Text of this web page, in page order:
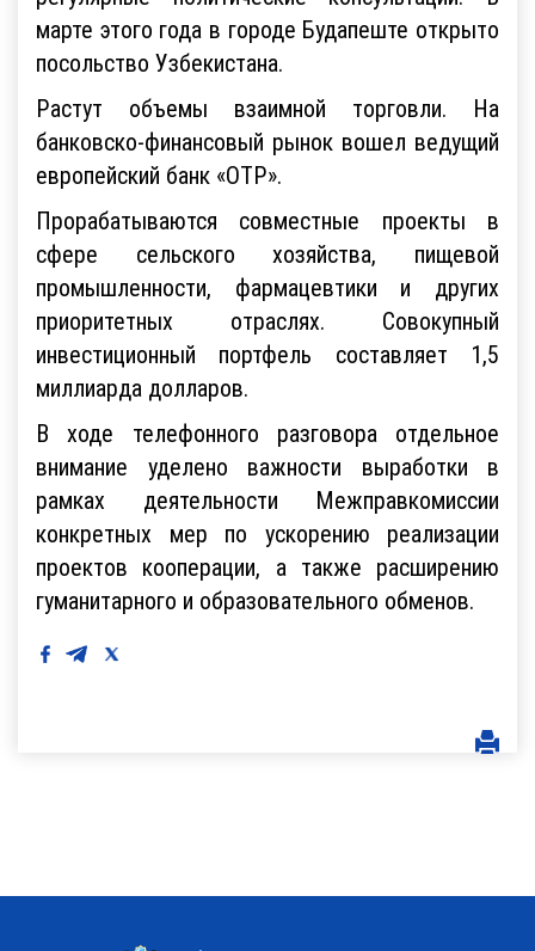
марте этого года в городе Будапеште открыто
посольство Узбекистана.
Растут объемы взаимной торговли. На
банковско-финансовый рынок вошел ведущий
европейский банк «OTP».
Прорабатываются совместные проекты в
сфере сельского хозяйства, пищевой
промышленности, фармацевтики и других
приоритетных отраслях. Совокупный
инвестиционный портфель составляет 1,5
миллиарда долларов.
В ходе телефонного разговора отдельное
внимание уделено важности выработки в
рамках деятельности Межправкомиссии
конкретных мер по ускорению реализации
проектов кооперации, а также расширению
гуманитарного и образовательного обменов.